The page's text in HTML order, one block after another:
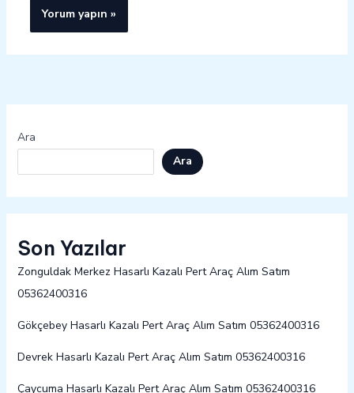
Ara
Ara
Son Yazılar
Zonguldak Merkez Hasarlı Kazalı Pert Araç Alım Satım
05362400316
Gökçebey Hasarlı Kazalı Pert Araç Alım Satım 05362400316
Devrek Hasarlı Kazalı Pert Araç Alım Satım 05362400316
Çaycuma Hasarlı Kazalı Pert Araç Alım Satım 05362400316